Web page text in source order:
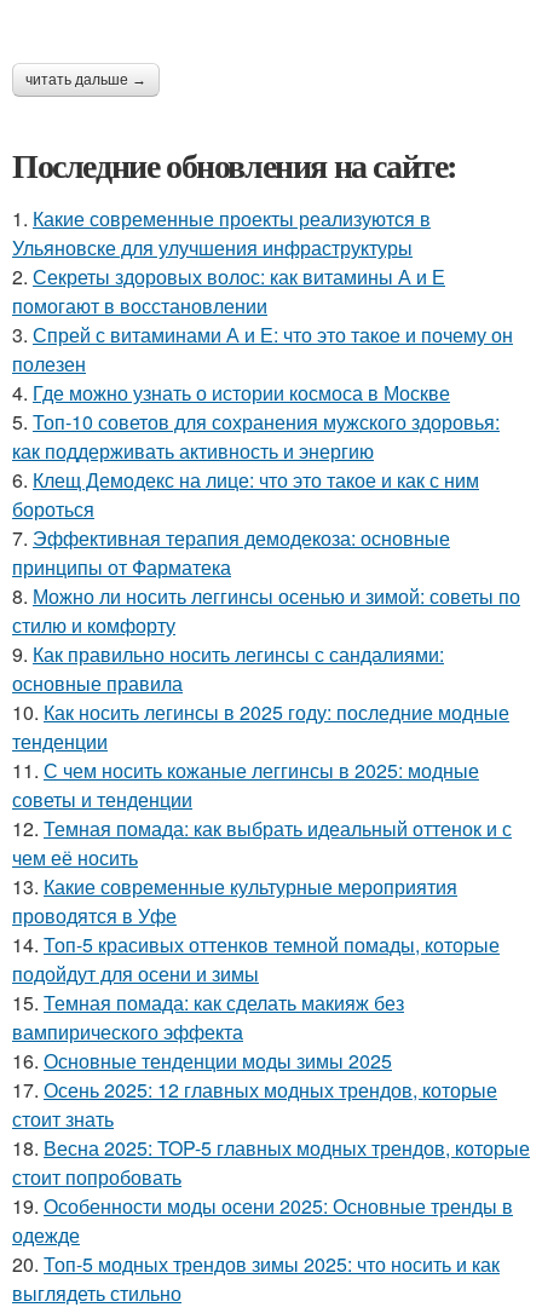
читать дальше →
Последние обновления на сайте:
1. Какие современные проекты реализуются в
Ульяновске для улучшения инфраструктуры
2. Секреты здоровых волос: как витамины А и Е
помогают в восстановлении
3. Спрей с витаминами А и Е: что это такое и почему он
полезен
4. Где можно узнать о истории космоса в Москве
5. Топ-10 советов для сохранения мужского здоровья:
как поддерживать активность и энергию
6. Клещ Демодекс на лице: что это такое и как с ним
бороться
7. Эффективная терапия демодекоза: основные
принципы от Фарматека
8. Можно ли носить леггинсы осенью и зимой: советы по
стилю и комфорту
9. Как правильно носить легинсы с сандалиями:
основные правила
10. Как носить легинсы в 2025 году: последние модные
тенденции
11. С чем носить кожаные леггинсы в 2025: модные
советы и тенденции
12. Темная помада: как выбрать идеальный оттенок и с
чем её носить
13. Какие современные культурные мероприятия
проводятся в Уфе
14. Топ-5 красивых оттенков темной помады, которые
подойдут для осени и зимы
15. Темная помада: как сделать макияж без
вампирического эффекта
16. Основные тенденции моды зимы 2025
17. Осень 2025: 12 главных модных трендов, которые
стоит знать
18. Весна 2025: TOP-5 главных модных трендов, которые
стоит попробовать
19. Особенности моды осени 2025: Основные тренды в
одежде
20. Топ-5 модных трендов зимы 2025: что носить и как
выглядеть стильно